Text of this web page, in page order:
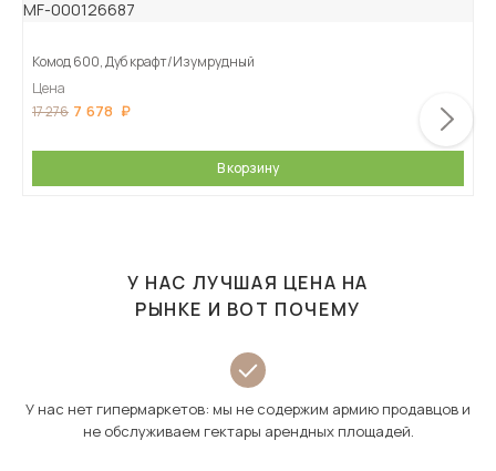
Комод 600, Дуб крафт/Изумрудный
Цена
17 276 7 678
В корзину
У НАС ЛУЧШАЯ ЦЕНА НА
РЫНКЕ И ВОТ ПОЧЕМУ
У нас нет гипермаркетов: мы не содержим армию продавцов и
не обслуживаем гектары арендных площадей.